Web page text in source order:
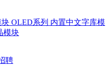
块 OLED系列 内置中文字库模
模块
聘